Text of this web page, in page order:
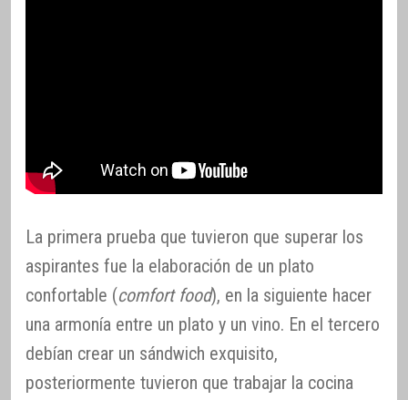
La primera prueba que tuvieron que superar los
aspirantes fue la elaboración de un plato
confortable (comfort food), en la siguiente hacer
una armonía entre un plato y un vino. En el tercero
debían crear un sándwich exquisito,
posteriormente tuvieron que trabajar la cocina